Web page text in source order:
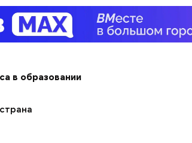
в образовании